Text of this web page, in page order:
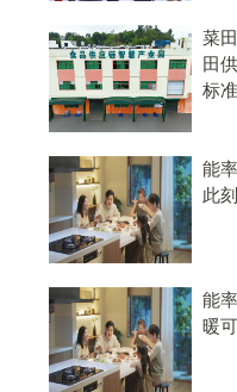
菜
田
标准
能
此
能
暖